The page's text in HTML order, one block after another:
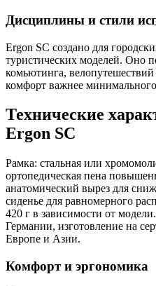
Дисциплины и стили
Ergon SC создано для
туристических моделей. Оно
комьютинга,
комфорт важнее минимального
Технические
Ergon SC
Рамка: стальная или
ортопедическая пена
анатомический вырез для
сиденье для равномерного
420 г в зависимости от
Германии, изготовление на
Европе и Азии.
Комфорт и эргономика